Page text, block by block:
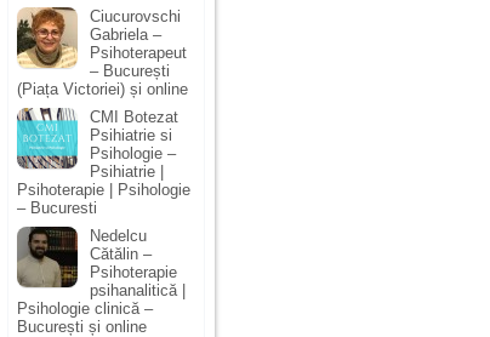
Ciucurovschi
Gabriela –
Psihoterapeut
– București
(Piața Victoriei) și online
CMI Botezat
Psihiatrie si
Psihologie –
Psihiatrie |
Psihoterapie | Psihologie
– Bucuresti
Nedelcu
Cătălin –
Psihoterapie
psihanalitică |
Psihologie clinică –
București și online